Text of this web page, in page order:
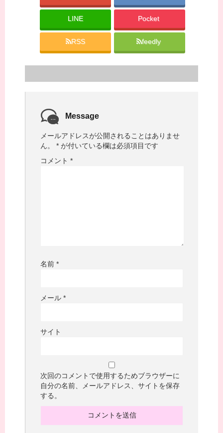
LINE Pocket
RSS feedly
Message
メールアドレスが公開されることはありませ
ん。
* が付いている欄は必須項目です
コメント *
名前 *
メール *
サイト
次回のコメントで使用するためブラウザーに
自分の名前、メールアドレス、サイトを保存
する。